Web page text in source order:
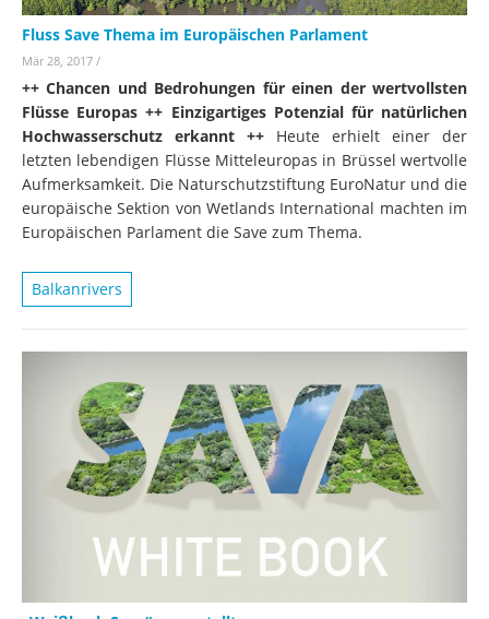
Fluss Save Thema im Europäischen Parlament
Mär 28, 2017 /
++ Chancen und Bedrohungen für einen der wertvollsten
Flüsse Europas ++ Einzigartiges Potenzial für natürlichen
Hochwasserschutz erkannt ++ Heute erhielt einer der
letzten lebendigen Flüsse Mitteleuropas in Brüssel wertvolle
Aufmerksamkeit. Die Naturschutzstiftung EuroNatur und die
europäische Sektion von Wetlands International machten im
Europäischen Parlament die Save zum Thema.
Balkanrivers